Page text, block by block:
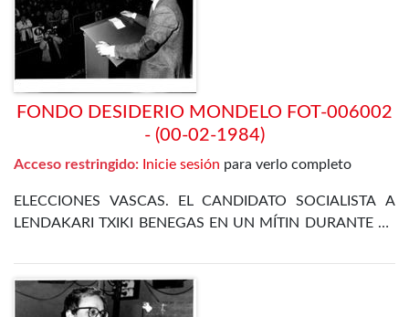
FONDO DESIDERIO MONDELO FOT-006002
- (00-02-1984)
Acceso restringido: Inicie sesión para verlo completo
ELECCIONES VASCAS. EL CANDIDATO SOCIALISTA A
LENDAKARI TXIKI BENEGAS EN UN MÍTIN DURANTE LA